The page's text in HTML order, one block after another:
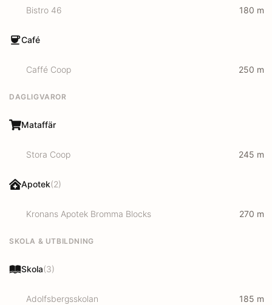
Bistro 46 180 m
Café
Caffé Coop 250 m
DAGLIGVAROR
Mataffär
Stora Coop 245 m
Apotek(2)
Kronans Apotek Bromma Blocks 270 m
SKOLA & UTBILDNING
Skola(3)
Adolfsbergsskolan 185 m